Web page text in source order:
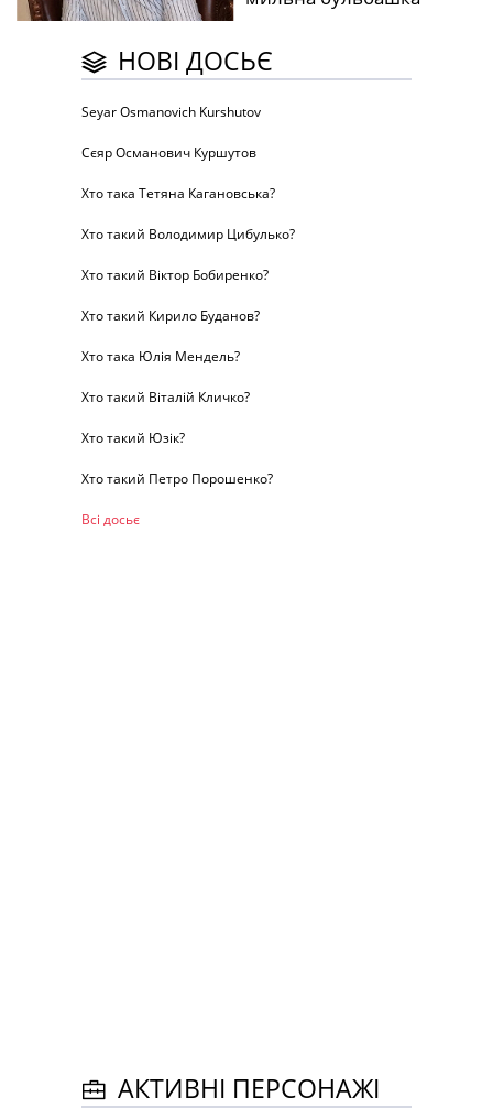
НОВІ ДОСЬЄ
Seyar Osmanovich Kurshutov
Сєяр Османович Куршутов
Хто така Тетяна Кагановська?
Хто такий Володимир Цибулько?
Хто такий Віктор Бобиренко?
Хто такий Кирило Буданов?
Хто така Юлія Мендель?
Хто такий Віталій Кличко?
Хто такий Юзік?
Хто такий Петро Порошенко?
Всі досьє
АКТИВНІ ПЕРСОНАЖІ